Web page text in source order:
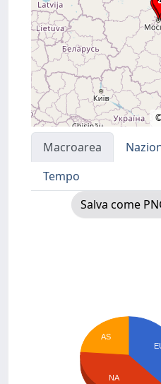
Macroarea
Tempo
Salva come
AS
NA